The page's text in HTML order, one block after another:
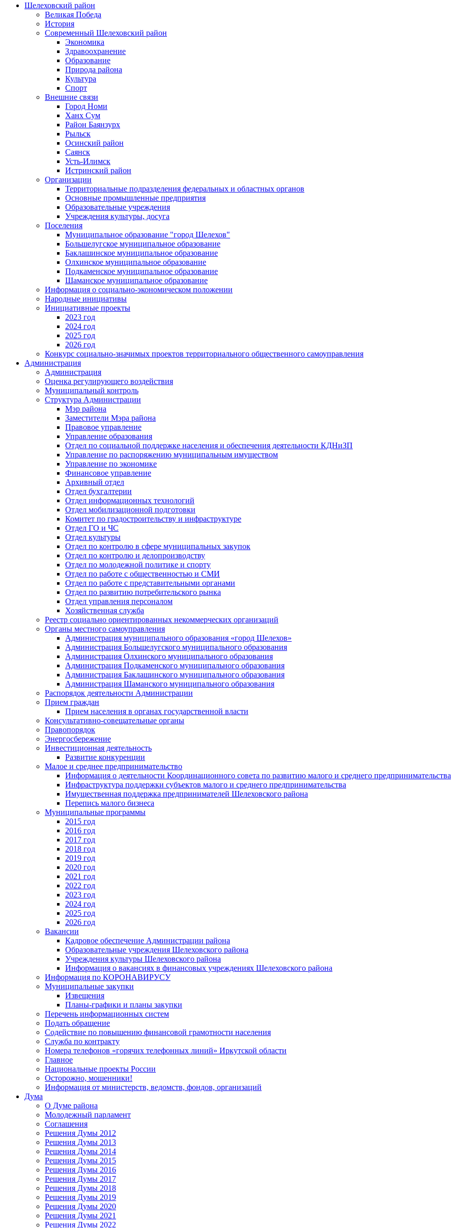
Шелеховский район
Великая Победа
История
Современный Шелеховский район
Экономика
Здравоохранение
Образование
Природа района
Культура
Спорт
Внешние связи
Город Номи
Ханх Сум
Район Баянзурх
Рыльск
Осинский район
Саянск
Усть-Илимск
Истринский район
Организации
Территориальные подразделения федеральных и областных органов
Основные промышленные предприятия
Образовательные учреждения
Учреждения культуры, досуга
Поселения
Муниципальное образование "город Шелехов"
Большелугское муниципальное образование
Баклашинское муниципальное образование
Олхинское муниципальное образование
Подкаменское муниципальное образование
Шаманское муниципальное образование
Информация о социально-экономическом положении
Народные инициативы
Инициативные проекты
2023 год
2024 год
2025 год
2026 год
Конкурс социально-значимых проектов территориального общественного самоуправления
Администрация
Администрация
Оценка регулирующего воздействия
Муниципальный контроль
Структура Администрации
Мэр района
Заместители Мэра района
Правовое управление
Управление образования
Отдел по социальной поддержке населения и обеспечения деятельности КДНиЗП
Управление по распоряжению муниципальным имуществом
Управление по экономике
Финансовое управление
Архивный отдел
Отдел бухгалтерии
Отдел информационных технологий
Отдел мобилизационной подготовки
Комитет по градостроительству и инфраструктуре
Отдел ГО и ЧС
Отдел культуры
Отдел по контролю в сфере муниципальных закупок
Отдел по контролю и делопроизводству
Отдел по молодежной политике и спорту
Отдел по работе с общественностью и СМИ
Отдел по работе с представительными органами
Отдел по развитию потребительского рынка
Отдел управления персоналом
Хозяйственная служба
Реестр социально ориентированных некоммерческих организаций
Органы местного самоуправления
Администрация муниципального образования «город Шелехов»
Администрация Большелугского муниципального образования
Администрация Олхинского муниципального образования
Администрация Подкаменского муниципального образования
Администрация Баклашинского муниципального образования
Администрация Шаманского муниципального образования
Распорядок деятельности Администрации
Прием граждан
Прием населения в органах государственной власти
Консультативно-совещательные органы
Правопорядок
Энергосбережение
Инвестиционная деятельность
Развитие конкуренции
Малое и среднее предпринимательство
Информация о деятельности Координационного совета по развитию малого и среднего предпринимательства
Инфраструктура поддержки субъектов малого и среднего предпринимательства
Имущественная поддержка предпринимателей Шелеховского района
Перепись малого бизнеса
Муниципальные программы
2015 год
2016 год
2017 год
2018 год
2019 год
2020 год
2021 год
2022 год
2023 год
2024 год
2025 год
2026 год
Вакансии
Кадровое обеспечение Администрации района
Образовательные учреждения Шелеховского района
Учреждения культуры Шелеховского района
Информация о вакансиях в финансовых учреждениях Шелеховского района
Информация по КОРОНАВИРУСУ
Муниципальные закупки
Извещения
Планы-графики и планы закупки
Перечень информационных систем
Подать обращение
Содействие по повышению финансовой грамотности населения
Служба по контракту
Номера телефонов «горячих телефонных линий» Иркутской области
Главное
Национальные проекты России
Осторожно, мошенники!
Информация от министерств, ведомств, фондов, организаций
Дума
О Думе района
Молодежный парламент
Соглашения
Решения Думы 2012
Решения Думы 2013
Решения Думы 2014
Решения Думы 2015
Решения Думы 2016
Решения Думы 2017
Решения Думы 2018
Решения Думы 2019
Решения Думы 2020
Решения Думы 2021
Решения Думы 2022